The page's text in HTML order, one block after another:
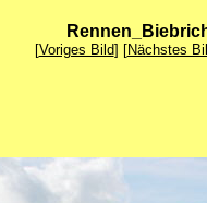
[Voriges Bild] [Nächstes